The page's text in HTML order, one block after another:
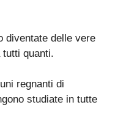
diventate delle vere
quanti.
regnanti di
studiate in tutte